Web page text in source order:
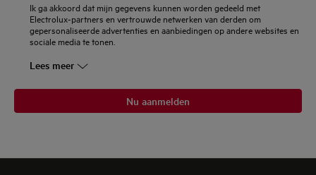
Ik ga akkoord dat mijn gegevens kunnen worden gedeeld met
Electrolux-partners en vertrouwde netwerken van derden om
gepersonaliseerde advertenties en aanbiedingen op andere websites en
sociale media te tonen.
Lees meer
Nu aanmelden